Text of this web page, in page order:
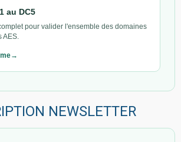
au DC5
pour valider l'ensemble des domaines
NEWSLETTER